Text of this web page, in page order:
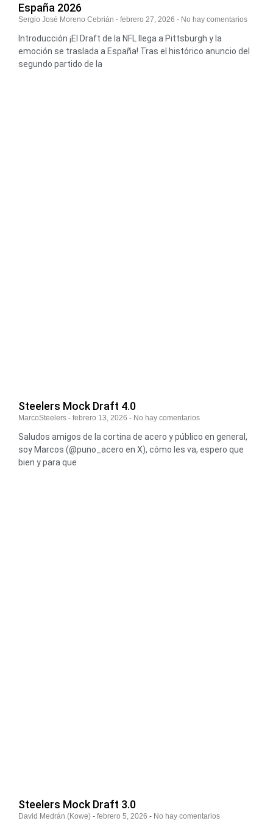
España 2026
Sergio José Moreno Cebrián febrero 27, 2026 No hay comentarios
Introducción ¡El Draft de la NFL llega a Pittsburgh y la
emoción se traslada a España! Tras el histórico anuncio del
segundo partido de la
Steelers Mock Draft 4.0
MarcoSteelers febrero 13, 2026 No hay comentarios
Saludos amigos de la cortina de acero y público en general,
soy Marcos (@puno_acero en X), cómo les va, espero que
bien y para que
Steelers Mock Draft 3.0
David Medrán (Kowe) febrero 5, 2026 No hay comentarios